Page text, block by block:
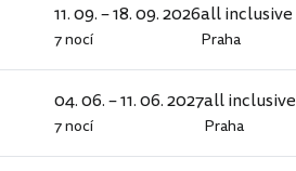
11. 09. – 18. 09. 2026
7 nocí
all inclusive
Praha
04. 06. – 11. 06. 2027
7 nocí
all inclusive
Praha